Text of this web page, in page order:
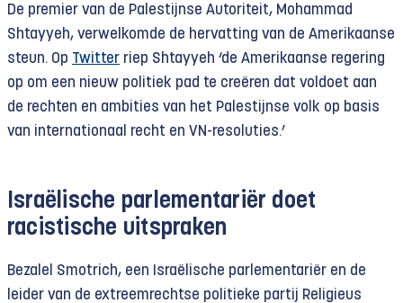
De premier van de Palestijnse Autoriteit, Mohammad
Shtayyeh, verwelkomde de hervatting van de Amerikaanse
steun. Op Twitter riep Shtayyeh ‘de Amerikaanse regering
op om een nieuw politiek pad te creëren dat voldoet aan
de rechten en ambities van het Palestijnse volk op basis
van internationaal recht en VN-resoluties.’
Israëlische parlementariër doet
racistische uitspraken
Bezalel Smotrich, een Israëlische parlementariër en de
leider van de extreemrechtse politieke partij Religieus